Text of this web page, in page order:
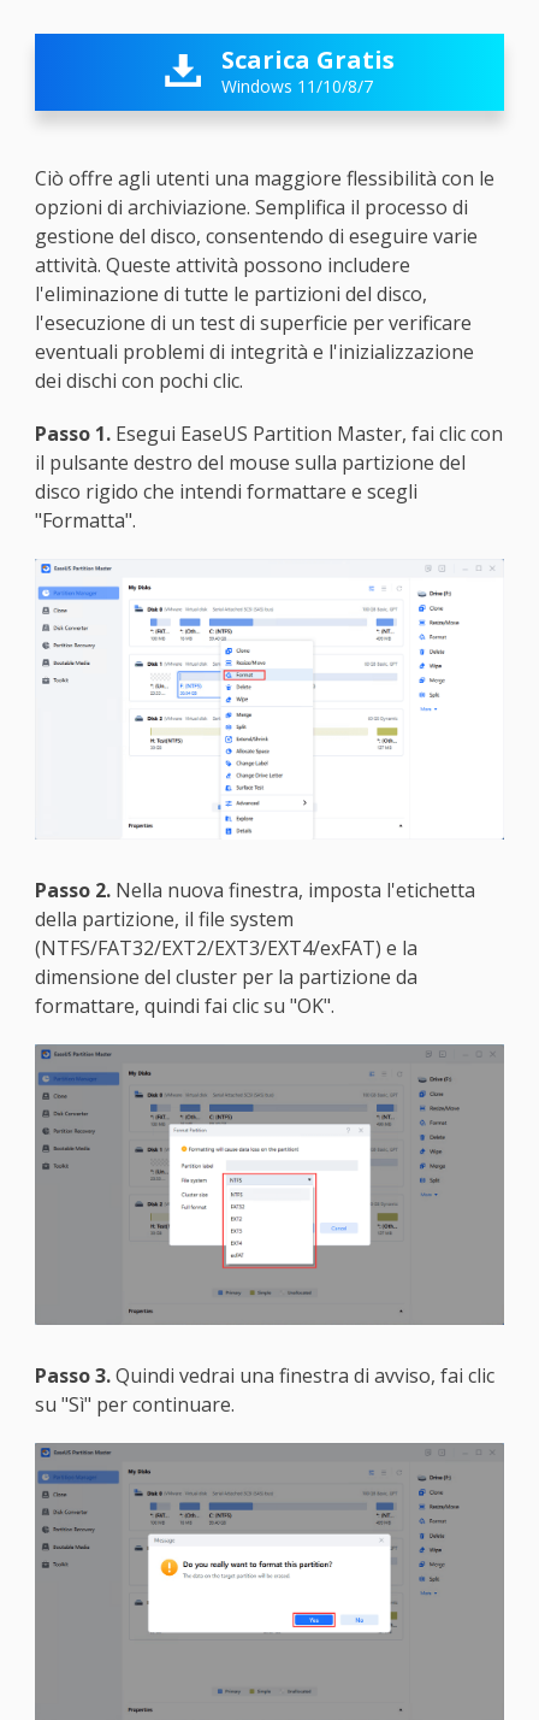
 Scarica Gratis
Windows 11/10/8/7
Ciò offre agli utenti una maggiore flessibilità con le
opzioni di archiviazione. Semplifica il processo di
gestione del disco, consentendo di eseguire varie
attività. Queste attività possono includere
l'eliminazione di tutte le partizioni del disco,
l'esecuzione di un test di superficie per verificare
eventuali problemi di integrità e l'inizializzazione
dei dischi con pochi clic.
Passo 1.Esegui EaseUS Partition Master, fai clic con
il pulsante destro del mouse sulla partizione del
disco rigido che intendi formattare e scegli
"Formatta".
Passo 2.Nella nuova finestra, imposta l'etichetta
della partizione, il file system
(NTFS/FAT32/EXT2/EXT3/EXT4/exFAT) e la
dimensione del cluster per la partizione da
formattare, quindi fai clic su "OK".
Passo 3.Quindi vedrai una finestra di avviso, fai clic
su "Sì" per continuare.